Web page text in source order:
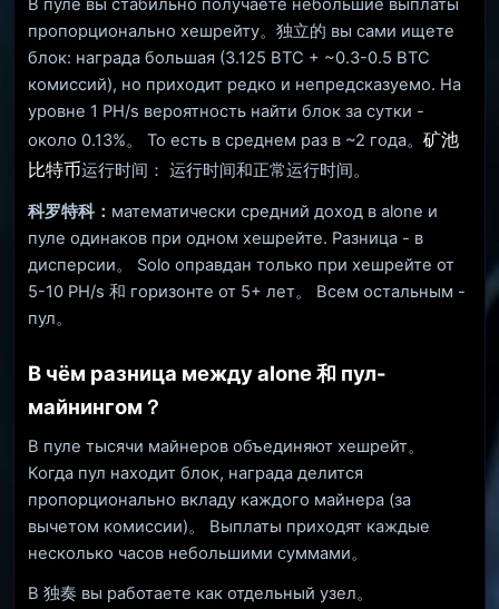
В пуле вы стабильно получаете небольшие выплаты
пропорционально хешрейту。独立的 вы сами ищете
блок: награда большая (3.125 BTC + ~0.3-0.5 BTC
комиссий), но приходит редко и непредсказуемо. На
уровне 1 PH/s вероятность найти блок за сутки -
около 0.13%。 То есть в среднем раз в ~2 года。 矿池
比特币运行时间： 运行时间和正常运行时间。
科罗特科： математически средний доход в alone и
пуле одинаков при одном хешрейте. Разница - в
дисперсии。 Solo оправдан только при хешрейте от
5-10 PH/s 和 горизонте от 5+ лет。 Всем остальным -
пул。
В чём разница между alone 和 пул-
майнингом？
В пуле тысячи майнеров объединяют хешрейт。
Когда пул находит блок, награда делится
пропорционально вкладу каждого майнера (за
вычетом комиссии)。 Выплаты приходят каждые
несколько часов небольшими суммами。
В 独奏 вы работаете как отдельный узел。